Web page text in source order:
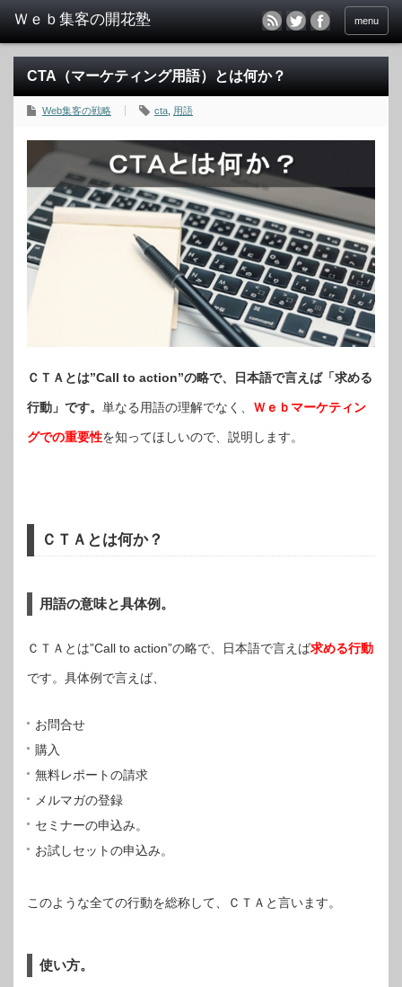
menu
CTA（マーケティング用語）とは何か？
Web集客の戦略 cta 用語
ＣＴＡとは”Call to action”の略で、日本語で言えば「求める
行動」です。 単なる用語の理解でなく、 Ｗｅｂマーケティン
グでの重要性を知ってほしいので、説明します。
ＣＴＡとは何か？
用語の意味と具体例。
ＣＴＡとは”Call to action”の略で、日本語で言えば求める行動
です。具体例で言えば、
お問合せ
購入
無料レポートの請求
メルマガの登録
セミナーの申込み。
お試しセットの申込み。
このような全ての行動を総称して、ＣＴＡと言います。
使い方。